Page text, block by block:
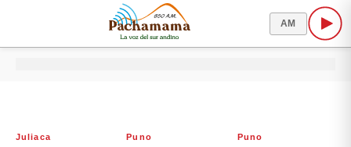
AM
Juliaca Puno Puno